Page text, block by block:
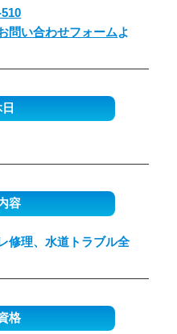
問い合わせフォームよ
容
修理、水道トラブル全
格